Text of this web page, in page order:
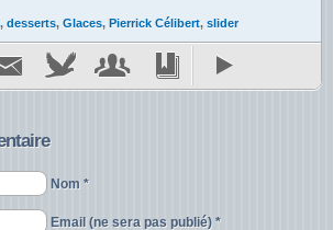
, desserts, Glaces, Pierrick Célibert, slider
Nom *
Email (ne sera pas publié) *